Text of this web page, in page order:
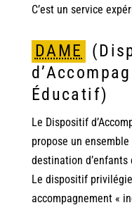
C’est un service
DAME
Éducatif)
Le Dispositif
propose un
destination d’enfants
Le dispositif
accompagnement «